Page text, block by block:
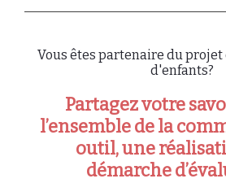
Vous êtes partenaire du
d'enfants?
Partagez votre
l’ensemble de la
outil, une
démarche